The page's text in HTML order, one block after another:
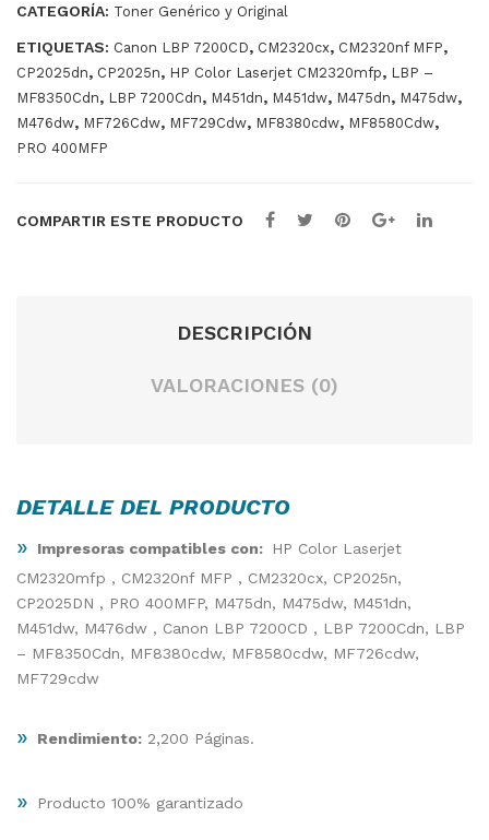
cantidad
CATEGORÍA: Toner Genérico y Original
ETIQUETAS: Canon LBP 7200CD, CM2320cx, CM2320nf MFP,
CP2025dn, CP2025n, HP Color Laserjet CM2320mfp, LBP –
MF8350Cdn, LBP 7200Cdn, M451dn, M451dw, M475dn, M475dw,
M476dw, MF726Cdw, MF729Cdw, MF8380cdw, MF8580Cdw,
PRO 400MFP
COMPARTIR ESTE PRODUCTO
DESCRIPCIÓN
VALORACIONES (0)
DETALLE DEL PRODUCTO
» Impresoras compatibles con:
HP Color Laserjet
CM2320mfp , CM2320nf MFP , CM2320cx, CP2025n,
CP2025DN , PRO 400MFP, M475dn, M475dw, M451dn,
M451dw, M476dw , Canon LBP 7200CD , LBP 7200Cdn, LBP
– MF8350Cdn, MF8380cdw, MF8580cdw, MF726cdw,
MF729cdw
» Rendimiento: 2,200 Páginas.
» Producto 100% garantizado